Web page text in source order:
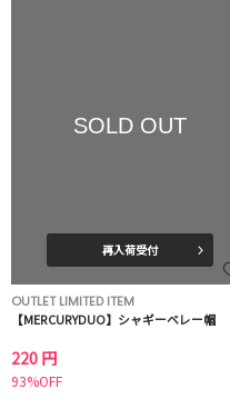
SOLD OUT
再入荷受付
OUTLET LIMITED ITEM
【MERCURYDUO】シャギーベレー帽
220 円
93%OFF